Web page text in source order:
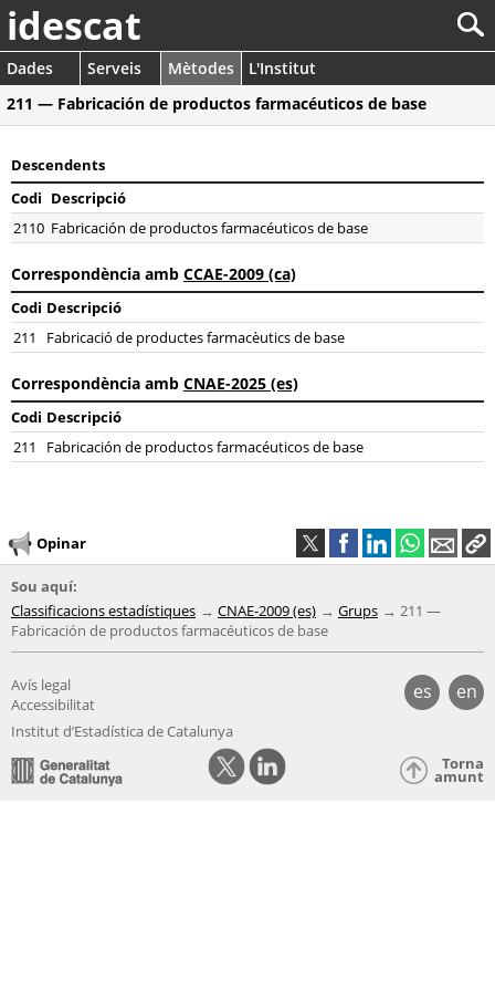
idescat
Dades Serveis Mètodes
L'Institut
211 — Fabricación de productos farmacéuticos de base
Descendents
Codi Descripció
2110 Fabricación de productos farmacéuticos de base
Correspondència amb CCAE-2009 (ca)
Codi Descripció
211
Fabricació de productes farmacèutics de base
Correspondència amb CNAE-2025 (es)
Codi Descripció
211
Fabricación de productos farmacéuticos de base
Opinar
Sou aquí:
Classificacions estadístiques
CNAE-2009 (es) Grups
211 —
Fabricación de productos farmacéuticos de base
es en
Avís legal
Accessibilitat
Institut d’Estadística de Catalunya
Torna
amunt